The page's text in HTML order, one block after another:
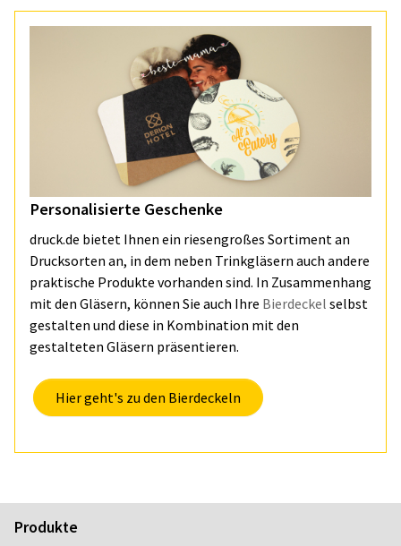
Personalisierte Geschenke
druck.de bietet Ihnen ein riesengroßes Sortiment an
Drucksorten an, in dem neben Trinkgläsern auch andere
praktische Produkte vorhanden sind. In Zusammenhang
mit den Gläsern, können Sie auch Ihre Bierdeckel selbst
gestalten und diese in Kombination mit den
gestalteten Gläsern präsentieren.
Hier geht's zu den Bierdeckeln
Produkte